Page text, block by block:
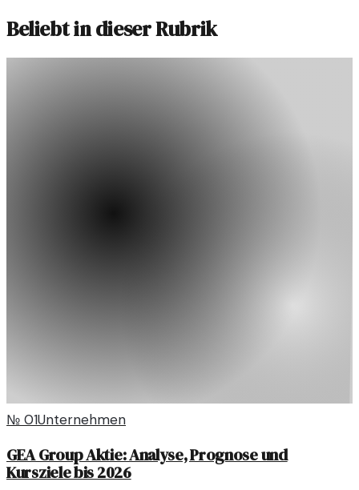
Beliebt in dieser Rubrik
№ 01Unternehmen
GEA Group Aktie: Analyse, Prognose und
Kursziele bis 2026